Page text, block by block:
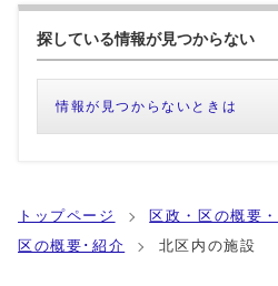
探している情報が見つからない
情報が見つからないときは
トップページ
区政・区の概要
区の概要･紹介
北区内の施設